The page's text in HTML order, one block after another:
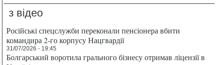
з відео
Російські спецслужби переконали пенсіонера вбити
командира 2-го корпусу Нацгвардії
31/07/2026 - 19:45
Болгарський воротила грального бізнесу отримав ліцензії в